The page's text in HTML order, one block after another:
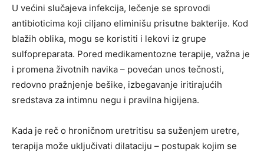
U većini slučajeva infekcija, lečenje se sprovodi
antibioticima koji ciljano eliminišu prisutne bakterije. Kod
blažih oblika, mogu se koristiti i lekovi iz grupe
sulfopreparata. Pored medikamentozne terapije, važna je
i promena životnih navika – povećan unos tečnosti,
redovno pražnjenje bešike, izbegavanje iritirajućih
sredstava za intimnu negu i pravilna higijena.
Kada je reč o hroničnom uretritisu sa suženjem uretre,
terapija može uključivati dilataciju – postupak kojim se